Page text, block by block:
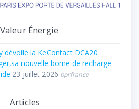
Valeur Énergie
dévoile la KeContact DCA20
nouvelle borne de recharge
23 juillet 2026 bprfrance
Articles